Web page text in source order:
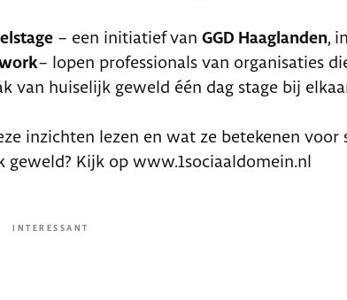
– een initiatief van GGD Haaglanden,
– lopen professionals van organisaties
van huiselijk geweld één dag stage bij
inzichten lezen en wat ze betekenen
geweld? Kijk op www.1sociaaldomein.nl
INTERESSANT